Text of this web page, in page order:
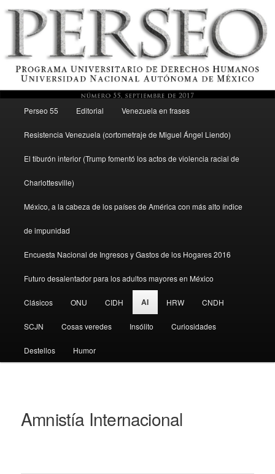
Perseo – PUDH UNAM
Ir al contenido secundario
Perseo 55 Editorial Venezuela en frases
Resistencia Venezuela (cortometraje de Miguel Ángel Liendo)
El tiburón interior (Trump fomentó los actos de violencia racial de
Charlottesville)
México, a la cabeza de los países de América con más alto índice
de impunidad
Encuesta Nacional de Ingresos y Gastos de los Hogares 2016
Futuro desalentador para los adultos mayores en México
Clásicos ONU CIDH AI HRW CNDH
SCJN Cosas veredes Insólito Curiosidades
Destellos Humor
Amnistía Internacional